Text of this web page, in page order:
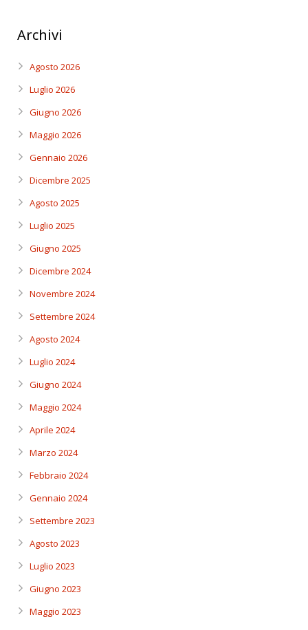
Archivi
Agosto 2026
Luglio 2026
Giugno 2026
Maggio 2026
Gennaio 2026
Dicembre 2025
Agosto 2025
Luglio 2025
Giugno 2025
Dicembre 2024
Novembre 2024
Settembre 2024
Agosto 2024
Luglio 2024
Giugno 2024
Maggio 2024
Aprile 2024
Marzo 2024
Febbraio 2024
Gennaio 2024
Settembre 2023
Agosto 2023
Luglio 2023
Giugno 2023
Maggio 2023